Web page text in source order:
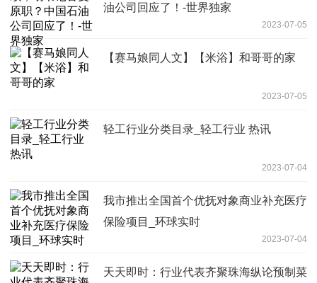
油公司回应了！-世界独家
2023-07-05
【赛马娘同人文】【米浴】和哥哥的家
2023-07-05
轻工行业分类目录_轻工行业 热讯
2023-07-04
我市推出全国首个优抚对象商业补充医疗
保险项目_环球实时
2023-07-04
天天即时：行业代表齐聚珠海纵论预制菜